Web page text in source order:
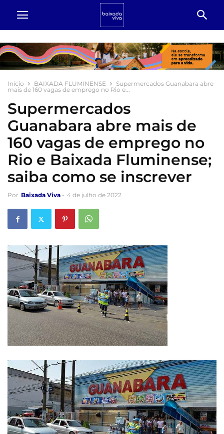
Início BAIXADA FLUMINENSE
Supermercados Guanabara abre
mais de 160 vagas de emprego no Rio e...
Supermercados
Guanabara abre mais de
160 vagas de emprego no
Rio e Baixada Fluminense;
saiba como se inscrever
Por Baixada Viva - 4 de julho de 2022